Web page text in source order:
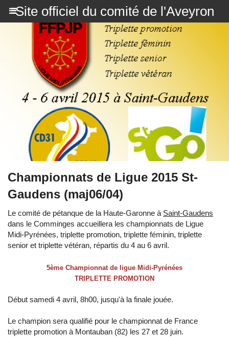
Site officiel du comité de l'Aveyron
Championnats de Ligue 2015 St-
Gaudens (maj06/04)
Le comité de pétanque de la Haute-Garonne à Saint-Gaudens
dans le Comminges accueillera les championnats de Ligue
Midi-Pyrénées, triplette promotion, triplette féminin, triplette
senior et triplette vétéran, répartis du 4 au 6 avril.
5ème Championnat de ligue Midi-Pyrénées
TRIPLETTE PROMOTION
Début samedi 4 avril, 8h00, jusqu'à la finale jouée.
Le champion sera qualifié pour le championnat de France
triplette promotion à Montauban (82) les 27 et 28 juin.